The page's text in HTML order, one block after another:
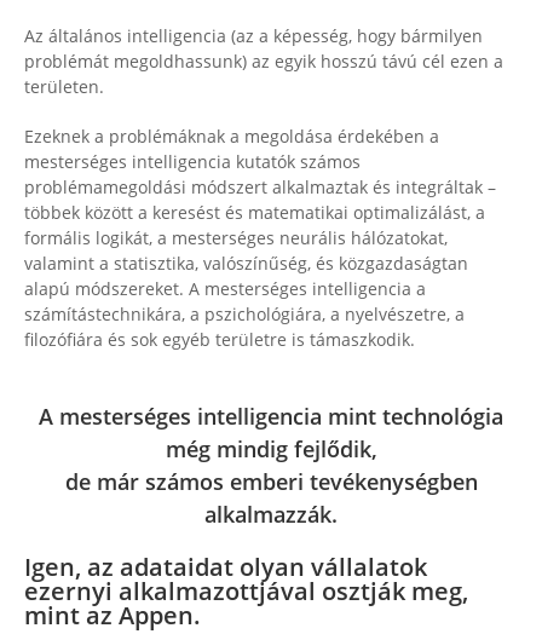
Az általános intelligencia (az a képesség, hogy bármilyen
problémát megoldhassunk) az egyik hosszú távú cél ezen a
területen.
Ezeknek a problémáknak a megoldása érdekében a
mesterséges intelligencia kutatók számos
problémamegoldási módszert alkalmaztak és integráltak –
többek között a keresést és matematikai optimalizálást, a
formális logikát, a mesterséges neurális hálózatokat,
valamint a statisztika, valószínűség, és közgazdaságtan
alapú módszereket. A mesterséges intelligencia a
számítástechnikára, a pszichológiára, a nyelvészetre, a
filozófiára és sok egyéb területre is támaszkodik.
A mesterséges intelligencia mint technológia
még mindig fejlődik,
de már számos emberi tevékenységben
alkalmazzák.
Igen, az adataidat olyan vállalatok
ezernyi alkalmazottjával osztják meg,
mint az Appen.